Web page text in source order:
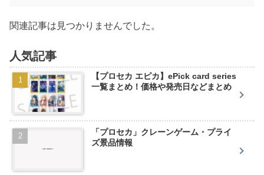
関連記事は見つかりませんでした。
人気記事
【プロセカ エピカ】ePick card series
一覧まとめ！価格や発売日などまとめ
「プロセカ」クレーンゲーム・プライ
ズ景品情報